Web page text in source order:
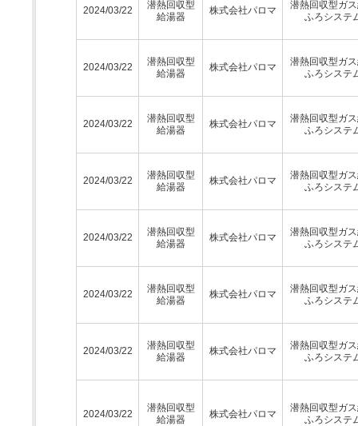
2024/03/22
潜熱回収型
給湯器
株式会社パロマ
潜熱回収型ガ
ふろシステ
2024/03/22
潜熱回収型
給湯器
株式会社パロマ
潜熱回収型ガ
ふろシステ
2024/03/22
潜熱回収型
給湯器
株式会社パロマ
潜熱回収型ガ
ふろシステ
2024/03/22
潜熱回収型
給湯器
株式会社パロマ
潜熱回収型ガ
ふろシステ
2024/03/22
潜熱回収型
給湯器
株式会社パロマ
潜熱回収型ガ
ふろシステ
2024/03/22
潜熱回収型
給湯器
株式会社パロマ
潜熱回収型ガ
ふろシステ
2024/03/22
潜熱回収型
給湯器
株式会社パロマ
潜熱回収型ガ
ふろシステ
2024/03/22
潜熱回収型
給湯器
株式会社パロマ
潜熱回収型ガ
ふろシステ